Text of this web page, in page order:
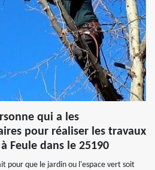
qui a les
pour réaliser les travaux
Feule dans le 25190
pour que le jardin ou l'espace vert soit